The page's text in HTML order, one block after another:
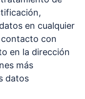
en cualquier
con
en la dirección
más
datos